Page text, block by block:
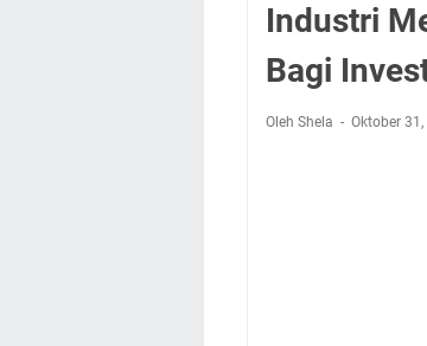
Industri
Bagi
Oleh Shela Oktober